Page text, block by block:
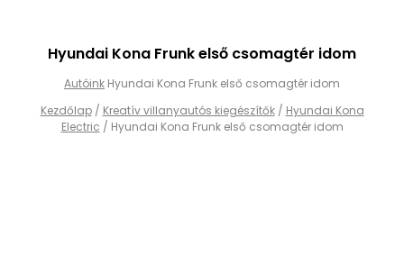
Hyundai Kona Frunk első csomagtér idom
Autóink Hyundai Kona Frunk első csomagtér idom
Kezdőlap/ Kreatív villanyautós kiegészítők/ Hyundai Kona
Electric / Hyundai Kona Frunk első csomagtér idom